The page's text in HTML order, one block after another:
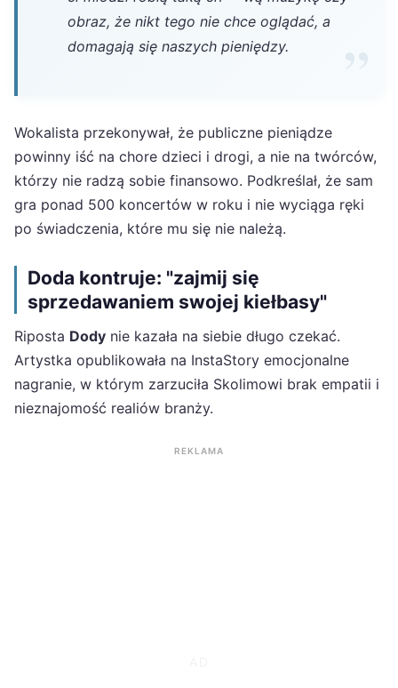
obraz, że nikt tego nie chce oglądać, a
domagają się naszych pieniędzy.
Wokalista przekonywał, że publiczne pieniądze
powinny iść na chore dzieci i drogi, a nie na twórców,
którzy nie radzą sobie finansowo. Podkreślał, że sam
gra ponad 500 koncertów w roku i nie wyciąga ręki
po świadczenia, które mu się nie należą.
Doda kontruje: "zajmij się
sprzedawaniem swojej kiełbasy"
Riposta Dody nie kazała na siebie długo czekać.
Artystka opublikowała na InstaStory emocjonalne
nagranie, w którym zarzuciła Skolimowi brak empatii i
nieznajomość realiów branży.
REKLAMA